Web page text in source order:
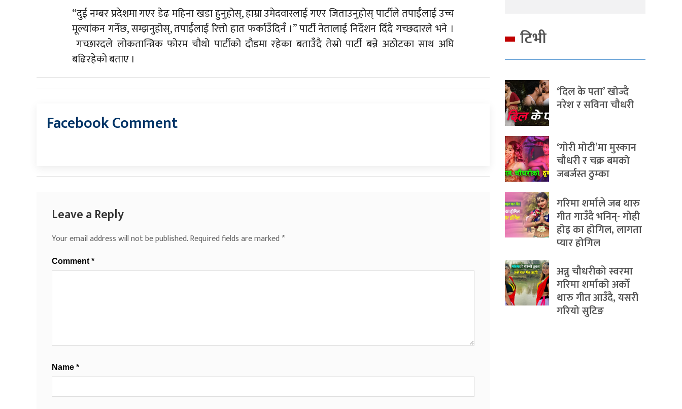
“दुई नम्बर प्रदेशमा गएर डेढ महिना खडा हुनुहोस्, हाम्रा उमेदवारलाई गएर जिताउनुहोस् पार्टीले तपाईँलाई उच्च
मूल्यांकन गर्नेछ, सम्झनुहोस्, तपाईँलाई रित्तो हात फर्काउँदिनँ ।” पार्टी नेतालाई निर्देशन दिँदै गच्छदारले भने ।
गच्छारदले लोकतान्त्रिक फोरम चौथो पार्टीको दौडमा रहेका बताउँदै तेस्रो पार्टी बन्ने अठोटका साथ अघि
बढिरहेको बताए ।
Facebook Comment
Leave a Reply
Your email address will not be published.Required fields are marked*
Comment *
Name *
टिभी
‘दिल के पता’ खोज्दै
नरेश र सविना चौधरी
‘गोरी मोटी’मा मुस्कान
चौधरी र चक्र बमको
जबर्जस्त ठुम्का
गरिमा शर्माले जब थारु
गीत गाउँदै भनिन्- गोही
होइ का होगिल, लागता
प्यार होगिल
अन्नु चौधरीको स्वरमा
गरिमा शर्माको अर्को
थारु गीत आउँदै, यसरी
गरियो सुटिङ